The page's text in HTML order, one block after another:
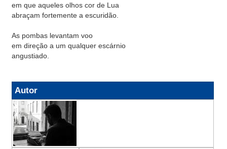
em que aqueles olhos cor de Lua
abraçam fortemente a escuridão.
As pombas levantam voo
em direção a um qualquer escárnio
angustiado.
Autor